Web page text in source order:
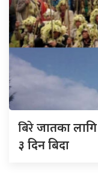
बिरेजातका
३ दिन बिदा